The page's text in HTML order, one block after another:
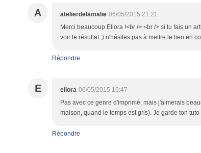
A atelierdelamalie 06/05/2015 21:21
Merci beaucoup Eliora !<br /> <br /> si tu fais un
voir le résultat ;) n'hésites pas à mettre le lien en
Répondre
E eilora 06/05/2015 16:47
Pas avec ce genre d'imprimé; mais j'aimerais
maison, quand le temps est gris). Je garde ton
Répondre